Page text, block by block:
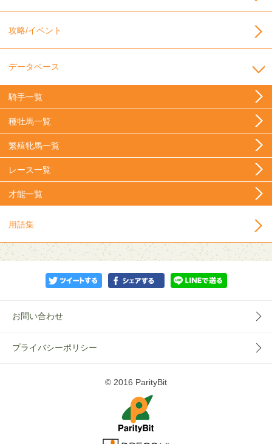
攻略/イベント
データベース
騎手一覧
種牡馬一覧
繁殖牝馬一覧
レース一覧
才能一覧
用語集
お問い合わせ
プライバシーポリシー
© 2016 ParityBit